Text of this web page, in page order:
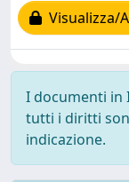
Visualizza/
I documenti in
tutti i diritti
indicazione.